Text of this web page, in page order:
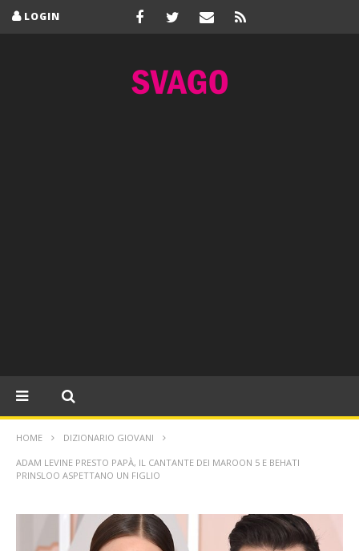
LOGIN
HOME DIZIONARIO GIOVANI
ADAM LEVINE PRESTO PAPÀ, IL CANTANTE DEI MAROON 5 E BEHATI
PRINSLOO ASPETTANO UN FIGLIO